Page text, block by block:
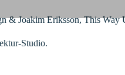
& Joakim Eriksson, This Way
Studio.